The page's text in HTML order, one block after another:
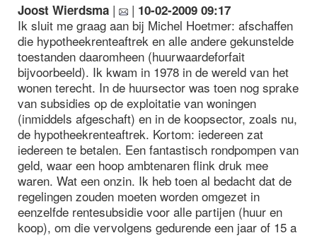
Joost Wierdsma | | 10-02-2009 09:17
Ik sluit me graag aan bij Michel Hoetmer: afschaffen
die hypotheekrenteaftrek en alle andere gekunstelde
toestanden daaromheen (huurwaardeforfait
bijvoorbeeld). Ik kwam in 1978 in de wereld van het
wonen terecht. In de huursector was toen nog sprake
van subsidies op de exploitatie van woningen
(inmiddels afgeschaft) en in de koopsector, zoals nu,
de hypotheekrenteaftrek. Kortom: iedereen zat
iedereen te betalen. Een fantastisch rondpompen van
geld, waar een hoop ambtenaren flink druk mee
waren. Wat een onzin. Ik heb toen al bedacht dat de
regelingen zouden moeten worden omgezet in
eenzelfde rentesubsidie voor alle partijen (huur en
koop), om die vervolgens gedurende een jaar of 15 a